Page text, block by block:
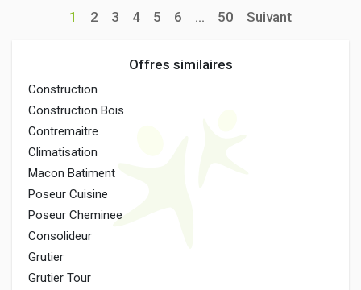
1 2 3 4 5 6 ... 50 Suivant
Offres similaires
Construction
Construction Bois
Contremaitre
Climatisation
Macon Batiment
Poseur Cuisine
Poseur Cheminee
Consolideur
Grutier
Grutier Tour